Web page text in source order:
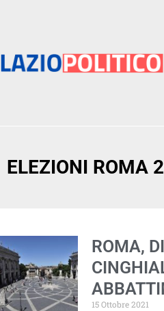
ELEZIONI ROMA
ROMA,
15 Ottobre 2021